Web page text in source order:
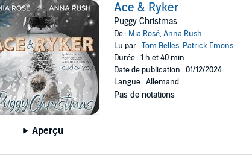
Aperçu
Ace & Ryker
Puggy Christmas
De : Mia Rosé,Anna Rush
Lu par :Tom Belles, Patrick Emons
Durée : 1 h et 40 min
Date de publication : 01/12/2024
Langue : Allemand
Pas de notations